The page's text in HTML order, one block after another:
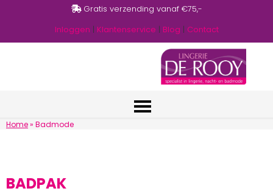
Gratis verzending vanaf €75,-
Inloggen | Klantenservice | Blog | Contact
Home» Badmode
BADPAK